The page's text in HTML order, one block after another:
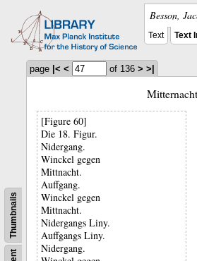
Besson,
Text Text
Thumbnails
page |< < of 136 > >|
[Figure 60]
Die 18. Figur.
Nidergang.
Winckel gegen
Mittnacht.
Auffgang.
Winckel gegen
Mittnacht.
Nidergangs Liny.
Auffgangs Liny.
Nidergang.